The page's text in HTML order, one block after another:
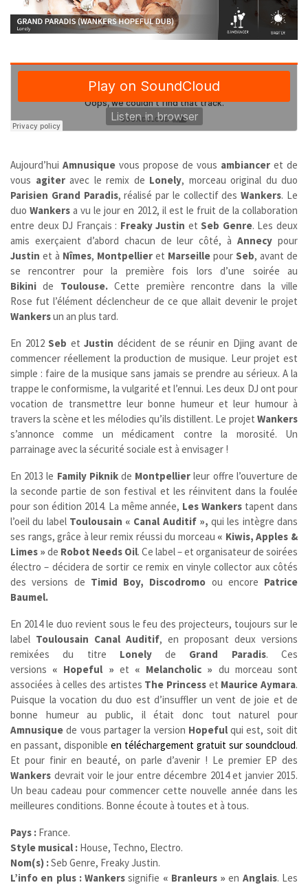
Aujourd’hui Amnusique vous propose de vous ambiancer et de
vous agiteravec le remix de Lonely, morceau original du duo
Parisien Grand Paradis, réalisé par le collectif desWankers. Le
duoWankers a vu le jour en 2012, il est le fruit de la collaboration
entre deux DJ Français : Freaky Justin etSeb Genre. Les deux
amis exerçaient d’abord chacun de leur côté, àAnnecy pour
Justin et à Nîmes, Montpellier et Marseille pour Seb, avant de
se rencontrer pour la première fois lors d’une soirée au
Bikini de Toulouse.Cette première rencontre dans la ville
Rose fut l’élément déclencheur de ce que allait devenir le projet
Wankersun an plus tard.
En 2012Seb etJustin décident de se réunir en Djing avant de
commencer réellement la production de musique. Leur projet est
simple : faire de la musique sans jamais se prendre au sérieux. A la
trappe le conformisme, la vulgarité et l’ennui. Les deux DJ ont pour
vocation de transmettre leur bonne humeur et leur humour à
travers la scène et les mélodies qu’ils distillent. Le projet Wankers
s’annonce comme un médicament contre la morosité. Un
parrainage avec la sécurité sociale est à envisager !
En 2013 le Family Piknikde Montpellier leur offre l’ouverture de
la seconde partie de son festival et les réinvitent dans la foulée
pour son édition 2014. La même année, Les Wankers tapent dans
l’oeil du label Toulousain « Canal Auditif »,qui les intègre dans
ses rangs, grâce à leur remix réussi du morceau « Kiwis, Apples &
Limes » de Robot Needs Oil. Ce label – et organisateur de soirées
électro – décidera de sortir ce remix en vinyle collector aux côtés
des versions de Timid Boy, Discodromo ou encore Patrice
Baumel.
En 2014 le duo revient sous le feu des projecteurs, toujours sur le
label Toulousain Canal Auditif, en proposant deux versions
remixées du titre Lonelyde Grand Paradis. Ces
versions « Hopeful » et « Melancholic » du morceau sont
associées à celles des artistes The Princess et Maurice Aymara.
Puisque la vocation du duo est d’insuffler un vent de joie et de
bonne humeur au public, il était donc tout naturel pour
Amnusique de vous partager la version Hopefulqui est, soit dit
en passant, disponible en téléchargement gratuit sur soundcloud.
Et pour finir en beauté, on parle d’avenir ! Le premier EP des
Wankers devrait voir le jour entre décembre 2014 et janvier 2015.
Un beau cadeau pour commencer cette nouvelle année dans les
meilleures conditions. Bonne écoute à toutes et à tous.
Pays : France.
Style musical : House, Techno, Electro.
Nom(s) :Seb Genre, Freaky Justin.
L’info en plus : Wankerssignifie « Branleurs » en Anglais. Les